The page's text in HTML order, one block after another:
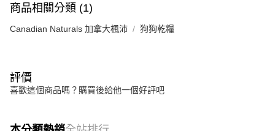
商品相關分類 (1)
Canadian Naturals 加拿大楓沛 狗狗乾糧
評價
喜歡這個商品嗎？購買後給他一個好評吧